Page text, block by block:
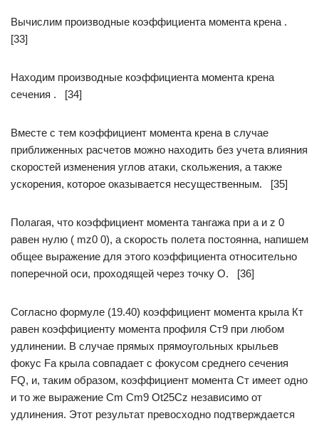
Вычислим производные коэффициента момента крена .
[33]
Находим производные коэффициента момента крена
сечения . [34]
Вместе с тем коэффициент момента крена в случае
приближенных расчетов можно находить без учета влияния
скоростей изменения углов атаки, скольжения, а также
ускорения, которое оказывается несущественным. [35]
Полагая, что коэффициент момента тангажа при а и z 0
равен нулю ( mz0 0), а скорость полета постоянна, напишем
общее выражение для этого коэффициента относительно
поперечной оси, проходящей через точку О. [36]
Согласно формуле (19.40) коэффициент момента крыла Кт
равен коэффициенту момента профиля Ст9 при любом
удлинении. В случае прямых прямоугольных крыльев
фокус Fa крыла совпадает с фокусом среднего сечения
FQ, и, таким образом, коэффициент момента Ст имеет одно
и то же выражение Cm Cm9 Ot25Cz независимо от
удлинения. Этот результат превосходно подтверждается